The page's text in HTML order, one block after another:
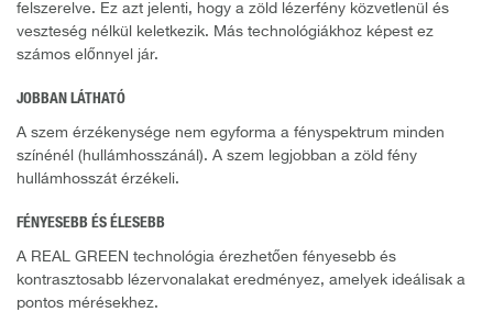
felszerelve. Ez azt jelenti, hogy a zöld lézerfény közvetlenül és
veszteség nélkül keletkezik. Más technológiákhoz képest ez
számos előnnyel jár.
JOBBAN LÁTHATÓ
A szem érzékenysége nem egyforma a fényspektrum minden
színénél (hullámhosszánál). A szem legjobban a zöld fény
hullámhosszát érzékeli.
FÉNYESEBB ÉS ÉLESEBB
A REAL GREEN technológia érezhetően fényesebb és
kontrasztosabb lézervonalakat eredményez, amelyek ideálisak a
pontos mérésekhez.